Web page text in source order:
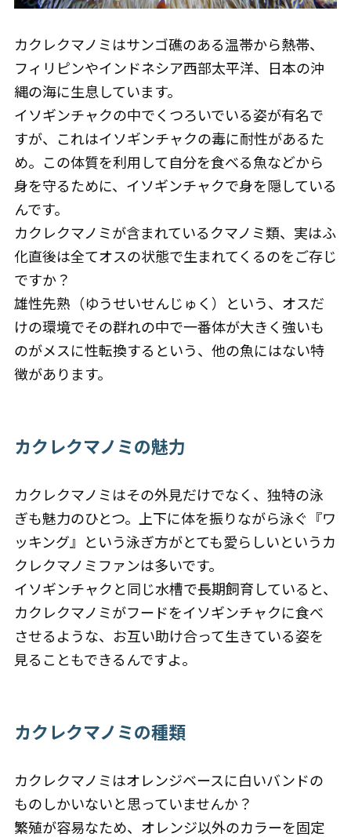
カクレクマノミはサンゴ礁のある温帯から熱帯、
フィリピンやインドネシア西部太平洋、日本の沖
縄の海に生息しています。
イソギンチャクの中でくつろいでいる姿が有名で
すが、これはイソギンチャクの毒に耐性があるた
め。この体質を利用して自分を食べる魚などから
身を守るために、イソギンチャクで身を隠している
んです。
カクレクマノミが含まれているクマノミ類、実はふ
化直後は全てオスの状態で生まれてくるのをご存じ
ですか？
雄性先熟（ゆうせいせんじゅく）という、オスだ
けの環境でその群れの中で一番体が大きく強いも
のがメスに性転換するという、他の魚にはない特
徴があります。
カクレクマノミの魅力
カクレクマノミはその外見だけでなく、独特の泳
ぎも魅力のひとつ。上下に体を振りながら泳ぐ『ワ
ッキング』という泳ぎ方がとても愛らしいというカ
クレクマノミファンは多いです。
イソギンチャクと同じ水槽で長期飼育していると、
カクレクマノミがフードをイソギンチャクに食べ
させるような、お互い助け合って生きている姿を
見ることもできるんですよ。
カクレクマノミの種類
カクレクマノミはオレンジベースに白いバンドの
ものしかいないと思っていませんか？
繁殖が容易なため、オレンジ以外のカラーを固定